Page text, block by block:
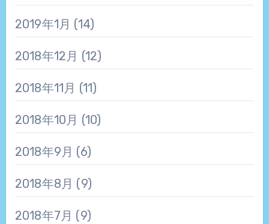
2019年1月 (14)
2018年12月 (12)
2018年11月 (11)
2018年10月 (10)
2018年9月 (6)
2018年8月 (9)
2018年7月 (9)